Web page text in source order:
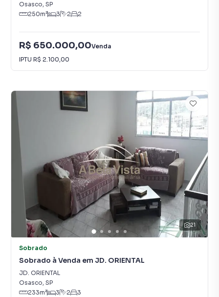
Osasco, SP
250m² 3 2 2
R$ 650.000,00Venda
IPTU R$ 2.100,00
21
Sobrado
Sobrado à Venda em JD. ORIENTAL
JD. ORIENTAL
Osasco, SP
233m² 3 2 3